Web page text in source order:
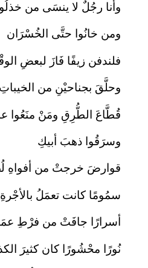
وأنا رجُلٌ لا ينسَى من
ومن خانُوا حتَّى الخُسْرَان
فلندفن زيفًا فَازَ لبعضِ
وحلَّقَ بجناحيْنِ من الخيباتِ
قُطَّاعَ الطُّرِقِ ومَنْ منَعُوا
وسرَقُوا ذهبَ أبيكِ
قوارضَ خرجتْ من أفواهِ
سمُومًا كانت تعمَلُ بالأجْرةِ
أسرارًا جافَتْ من فرْطِ
نُورًا محْشُورًا كان كثيرَ